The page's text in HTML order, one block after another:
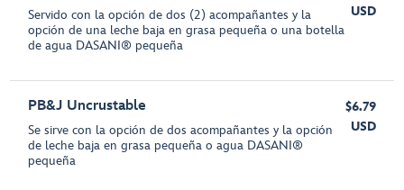
Servido con la opción de dos (2) acompañantes y la
opción de una leche baja en grasa pequeña o una botella
de agua DASANI® pequeña
USD
PB&J Uncrustable
Se sirve con la opción de dos acompañantes y la opción
de leche baja en grasa pequeña o agua DASANI®
pequeña
$6.79
USD